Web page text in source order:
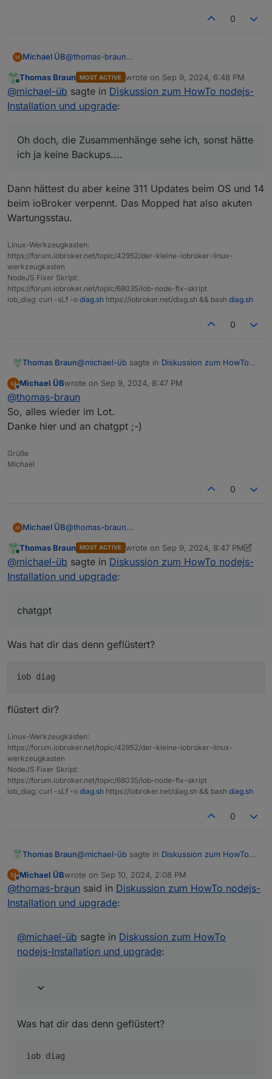
0
Michael ÜB@thomas-braun
hätte ich ja keine Backups....
Ich kümmer mich dann mal um grafana.....
...und bitte nicht böse sein, es gibt halt Menschen
die fahren lieber Motorrad und machen sich in der
Werkstatt die Finger an Drehbank und alten
Motoren schmutzig, wenn du mal was in die
Online
Thomas Braun MOST ACTIVE wrote on Sep 9, 2024, 6:48 PM
last edited by
@michael-üb sagte in Diskussion zum HowTo nodejs-
Installation und upgrade:
Oh doch, die Zusammenhänge sehe ich, sonst hätte
ich ja keine Backups....
Dann hättest du aber keine 311 Updates beim OS und 14
beim ioBroker verpennt. Das Mopped hat also akuten
Wartungsstau.
Linux-Werkzeugkasten:
https://forum.iobroker.net/topic/42952/der-kleine-iobroker-linux-
werkzeugkasten
NodeJS Fixer Skript:
https://forum.iobroker.net/topic/68035/iob-node-fix-skript
iob_diag: curl -sLf -o diag.sh https://iobroker.net/diag.sh && bash diag.sh
0
Thomas Braun@michael-üb sagte in Diskussion zum HowTo
sonst hätte ich ja keine Backups....
Dann hättest du aber keine 311 Updates beim
OS und 14 beim ioBroker verpennt. Das
Offline
Michael ÜBwrote on Sep 9, 2024, 8:47 PM
last edited by
@thomas-braun
So, alles wieder im Lot.
Danke hier und an chatgpt ;-)
Grüße
Michael
0
Michael ÜB@thomas-braun
Danke hier und an chatgpt ;-)
Online
Thomas Braun MOST ACTIVE wrote on Sep 9, 2024, 8:47 PM
last edited by Thomas Braun Sep 9,
@michael-üb sagte in Diskussion zum HowTo nodejs-
Installation und upgrade:
chatgpt
Was hat dir das denn geflüstert?
flüstert dir?
Linux-Werkzeugkasten:
https://forum.iobroker.net/topic/42952/der-kleine-iobroker-linux-
werkzeugkasten
NodeJS Fixer Skript:
https://forum.iobroker.net/topic/68035/iob-node-fix-skript
iob_diag: curl -sLf -o diag.sh https://iobroker.net/diag.sh && bash diag.sh
0
Thomas Braun@michael-üb sagte in Diskussion zum HowTo
chatgpt
Offline
Michael ÜBwrote on Sep 10, 2024, 2:08 PM
last edited by
@thomas-braun said in Diskussion zum HowTo nodejs-
Installation und upgrade:
@michael-üb sagte in Diskussion zum HowTo
nodejs-Installation und upgrade:
Was hat dir das denn geflüstert?